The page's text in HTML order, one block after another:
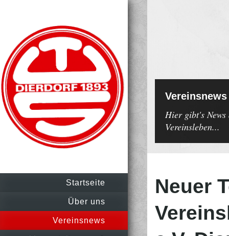
Startseite
Über uns
Vereinsnews
Vereinsnews
Hier gibt's News
Vereinsleben...
Neuer